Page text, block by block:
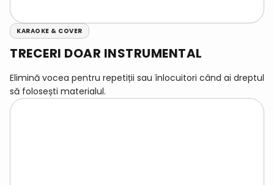
KARAOKE & COVER
TRECERI DOAR INSTRUMENTAL
Elimină vocea pentru repetiții sau înlocuitori când ai dreptul
să folosești materialul.